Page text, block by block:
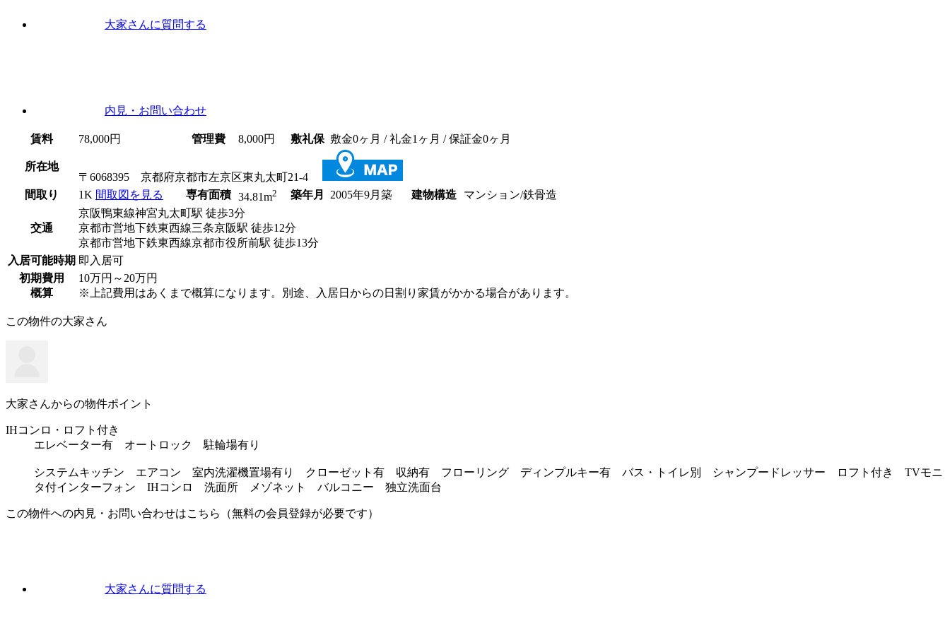
大家さんに質問する
内見 ・お問い合わせ
賃料 78,000円 管理費 8,000円 敷礼保 敷金0ヶ月 / 礼金1ヶ月 /保証金0ヶ月
所在地
〒6068395 京都府京都市左京区東丸太町21-4
間取り
1K 間取図を見る 専有面積 34.81m2 築年月 2005年9月築 建物構造 マンション/鉄骨造
交通
京阪鴨東線神宮丸太町駅 徒歩3分
京都市営地下鉄東西線三条京阪駅 徒歩12分
京都市営地下鉄東西線京都市役所前駅 徒歩13分
入居可能時期 即入居可
初期費用
概算
10万円～20万円
※上記費用はあくまで概算になります。別途、入居日からの日割り家賃がかかる場合があります。
この物件の大家さん
大家さんからの物件ポイント
IHコンロ・ロフト付き
エレベーター有 オートロック 駐輪場有り
システムキッチン エアコン 室内洗濯機置場有り クローゼット有 収納有 フローリング ディンプルキー有 バス・トイレ別 シャンプードレッサー ロフト付き TVモニ
タ付インターフォン IHコンロ 洗面所 メゾネット バルコニー 独立洗面台
この物件への内見・お問い合わせはこちら（無料の会員登録が必要です）
大家さんに質問する